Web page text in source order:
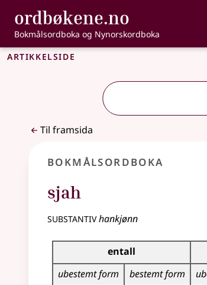
Gå til hovudinnhald
Tilgjenge
ordbøkene.no ,
Bokmålsordboka og Nynorskordboka
Artikkelside
Til framsida
Bokmålsordboka
sjah
substantivhankjønn
Bøyingstabell for dette substantivet
entall
ubestemt form
bestemt form